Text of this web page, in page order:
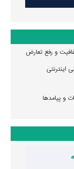
و رفع تعارض
اینترنتی
و پیامدها